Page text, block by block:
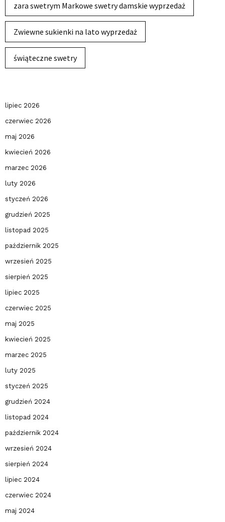
zara swetrym Markowe swetry damskie wyprzedaż
Zwiewne sukienki na lato wyprzedaż
świąteczne swetry
lipiec 2026
czerwiec 2026
maj 2026
kwiecień 2026
marzec 2026
luty 2026
styczeń 2026
grudzień 2025
listopad 2025
październik 2025
wrzesień 2025
sierpień 2025
lipiec 2025
czerwiec 2025
maj 2025
kwiecień 2025
marzec 2025
luty 2025
styczeń 2025
grudzień 2024
listopad 2024
październik 2024
wrzesień 2024
sierpień 2024
lipiec 2024
czerwiec 2024
maj 2024